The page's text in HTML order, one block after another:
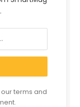
terms and